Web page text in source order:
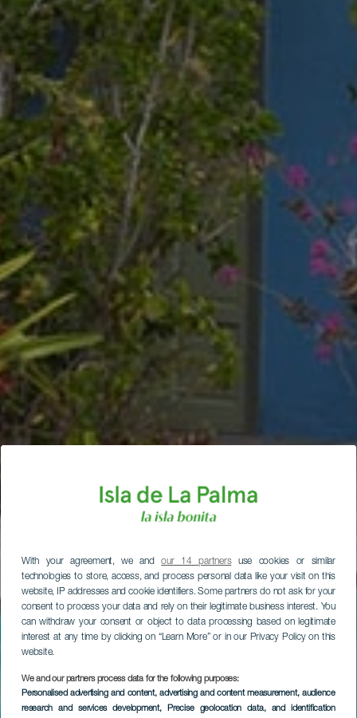
With your agreement, we andour 14 partnersuse cookies or similar
technologies to store, access, and process personal data like your visit on this
website, IP addresses and cookie identifiers. Some partners do not ask for your
consent to process your data and rely on their legitimate business interest. You
can withdraw your consent or object to data processing based on legitimate
interest at any time by clicking on “Learn More” or in our Privacy Policy on this
website.
We and our partners process data for the following purposes:
Personalised advertising and content, advertising and content measurement, audience
research and services development, Precise geolocation data, and identification